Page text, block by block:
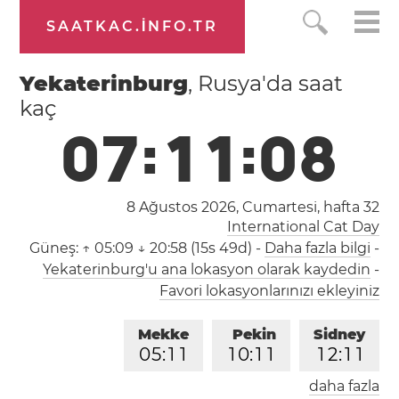
SAATKAC.INFO.TR
Yekaterinburg, Rusya'da saat
kaç
07:1 1:08
8 Ağustos 2026, Cumartesi, hafta 32
International Cat Day
Güneş: ↑ 05:09 ↓ 20:58 (15s 49d) - Daha fazla bilgi -
Yekaterinburg'u ana lokasyon olarak kaydedin -
Favori lokasyonlarınızı ekleyiniz
Sidney
1 2:1 1
Pekin
1 0:1 1
Mekke
05:1 1
İstanbul
daha fazla